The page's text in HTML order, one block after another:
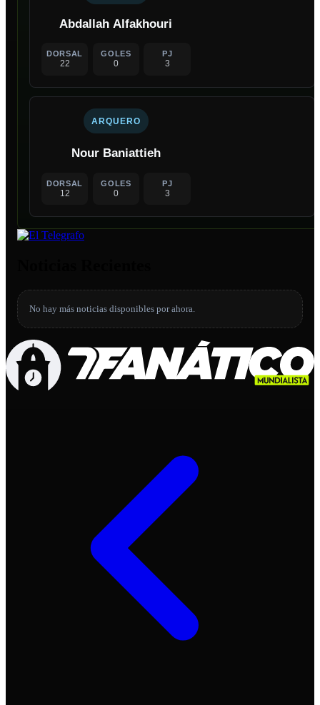
Abdallah Alfakhouri
DORSAL
22
GOLES
0
PJ
3
ARQUERO
Nour Baniattieh
DORSAL
12
GOLES
0
PJ
3
No hay más noticias disponibles por ahora.